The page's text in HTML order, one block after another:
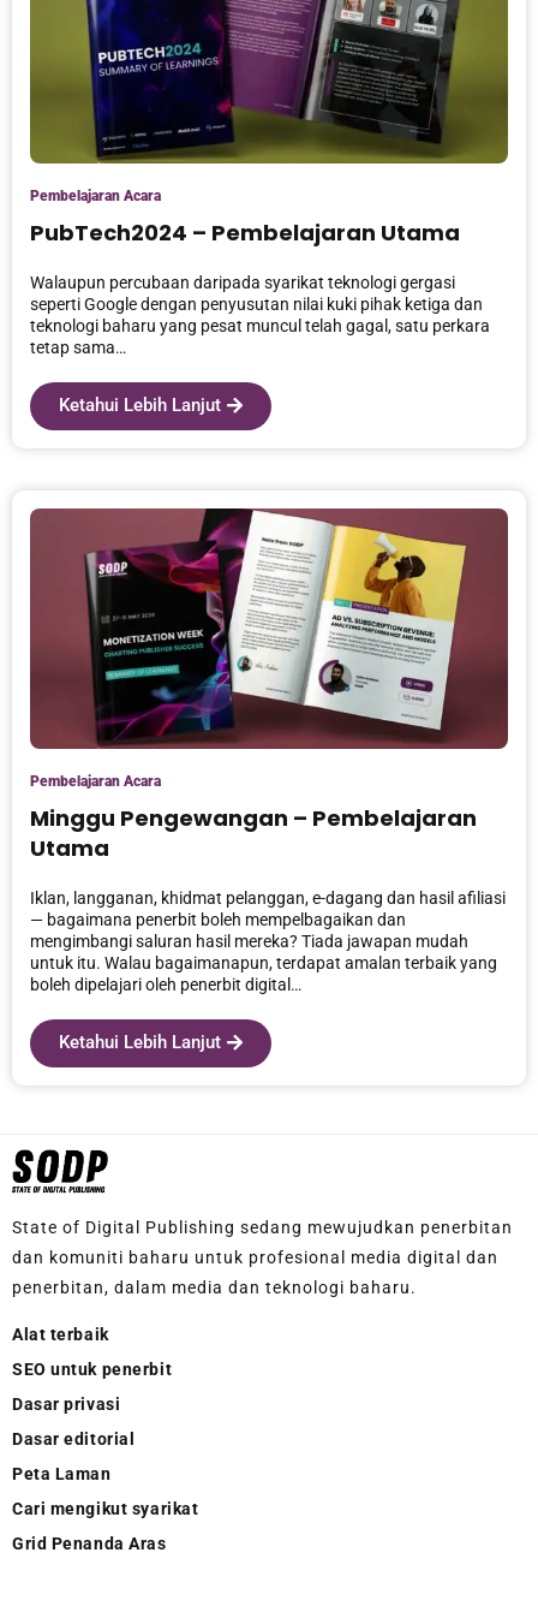
Pembelajaran Acara
PubTech2024 – Pembelajaran Utama
Walaupun percubaan daripada syarikat teknologi gergasi
seperti Google dengan penyusutan nilai kuki pihak ketiga dan
teknologi baharu yang pesat muncul telah gagal, satu perkara
tetap sama…
Ketahui Lebih Lanjut
Pembelajaran Acara
Minggu Pengewangan – Pembelajaran
Utama
Iklan, langganan, khidmat pelanggan, e-dagang dan hasil afiliasi
— bagaimana penerbit boleh mempelbagaikan dan
mengimbangi saluran hasil mereka? Tiada jawapan mudah
untuk itu. Walau bagaimanapun, terdapat amalan terbaik yang
boleh dipelajari oleh penerbit digital…
Ketahui Lebih Lanjut
State of Digital Publishing sedang mewujudkan penerbitan
dan komuniti baharu untuk profesional media digital dan
penerbitan, dalam media dan teknologi baharu.
Alat terbaik
SEO untuk penerbit
Dasar privasi
Dasar editorial
Peta Laman
Cari mengikut syarikat
Grid Penanda Aras